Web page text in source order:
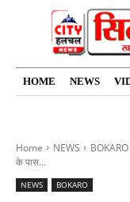
HOME NEWS
Home NEWS BOKARO
के पास...
NEWS BOKARO